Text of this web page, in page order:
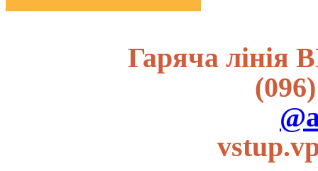
Гаряча лінія